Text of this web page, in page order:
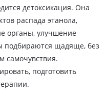
детоксикация. Она
распада этанола,
органы, улучшение
подбираются щадяще, без
самочувствия.
подготовить